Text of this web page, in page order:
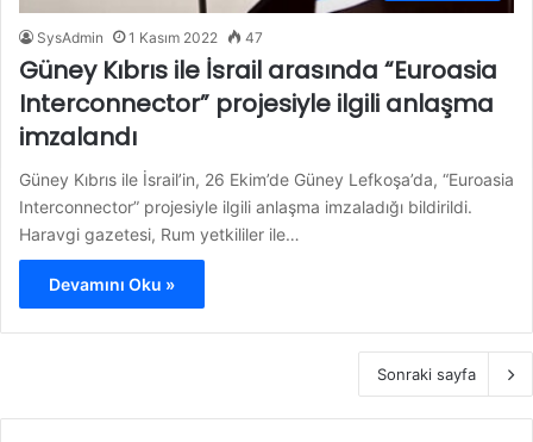
SysAdmin 1 Kasım 2022 47
Güney Kıbrıs ile İsrail arasında “Euroasia
Interconnector” projesiyle ilgili anlaşma
imzalandı
Güney Kıbrıs ile İsrail’in, 26 Ekim’de Güney Lefkoşa’da, “Euroasia
Interconnector” projesiyle ilgili anlaşma imzaladığı bildirildi.
Haravgi gazetesi, Rum yetkililer ile…
Devamını Oku »
Sonraki sayfa